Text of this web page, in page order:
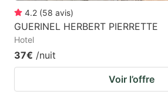
4.2 (58 avis)
GUERINEL HERBERT PIERRETTE
Hotel
37€ /nuit
Voir l’offre